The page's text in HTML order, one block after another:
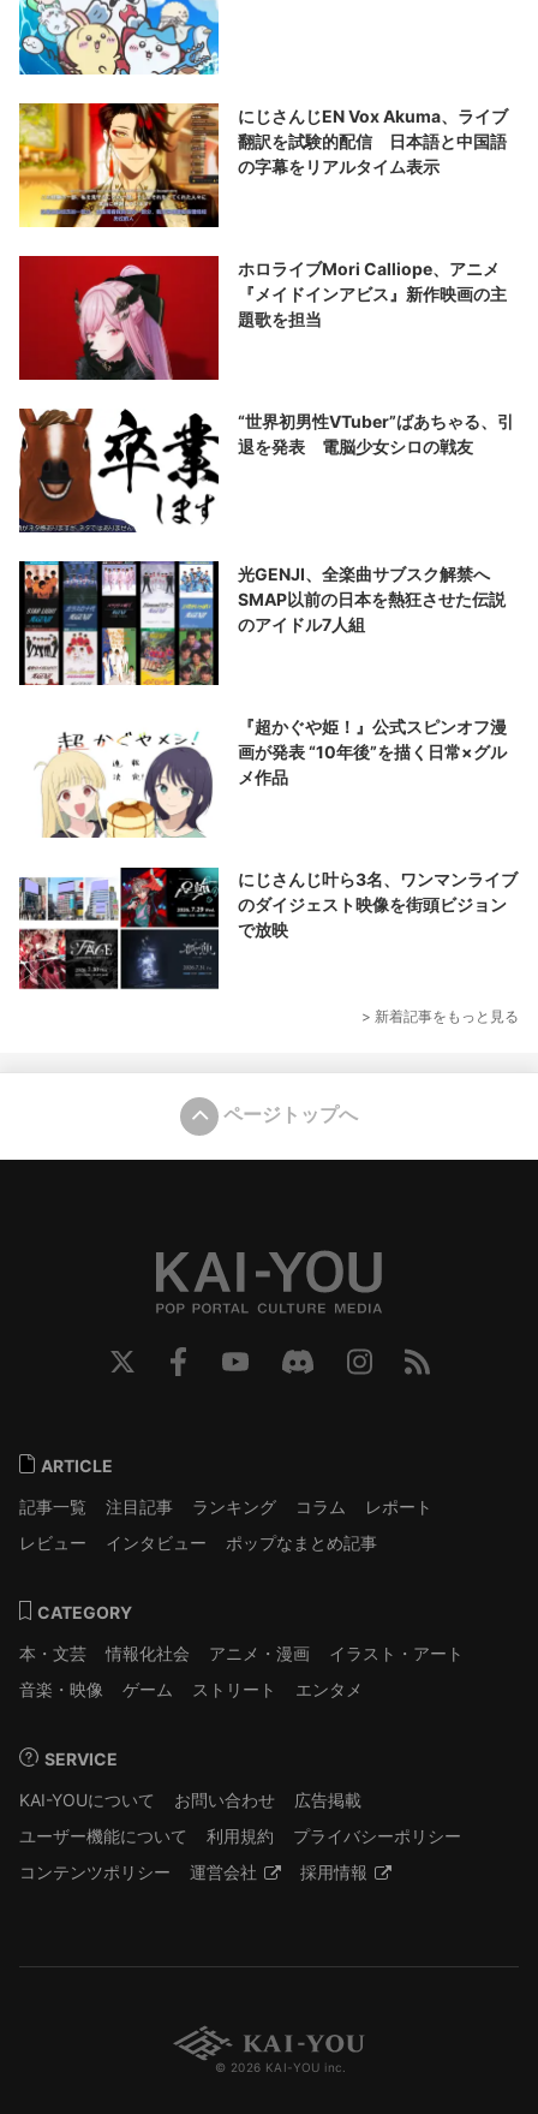
にじさんじEN Vox Akuma、ライブ
翻訳を試験的配信 日本語と中国語
の字幕をリアルタイム表示
ホロライブMori Calliope、アニメ
『メイドインアビス』新作映画の主
題歌を担当
“世界初男性VTuber”ばあちゃる、引
退を発表 電脳少女シロの戦友
光GENJI、全楽曲サブスク解禁へ
SMAP以前の日本を熱狂させた伝説
のアイドル7人組
『超かぐや姫！』公式スピンオフ漫
画が発表 “10年後”を描く日常×グル
メ作品
にじさんじ叶ら3名、ワンマンライブ
のダイジェスト映像を街頭ビジョン
で放映
> 新着記事をもっと見る
ページトップへ
ARTICLE
記事一覧
注目記事 ランキング コラム
レポート
レビュー
インタビュー ポップなまとめ記事
CATEGORY
本・文芸
情報化社会 アニメ・漫画
イラスト・アート
音楽・映像
ゲーム ストリート エンタメ
SERVICE
KAI-YOUについて
お問い合わせ
広告掲載
ユーザー機能について
利用規約
プライバシーポリシー
コンテンツポリシー
運営会社 採用情報
© 2026 KAI-YOU inc.